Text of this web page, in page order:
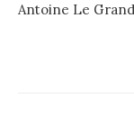
Antoine Le